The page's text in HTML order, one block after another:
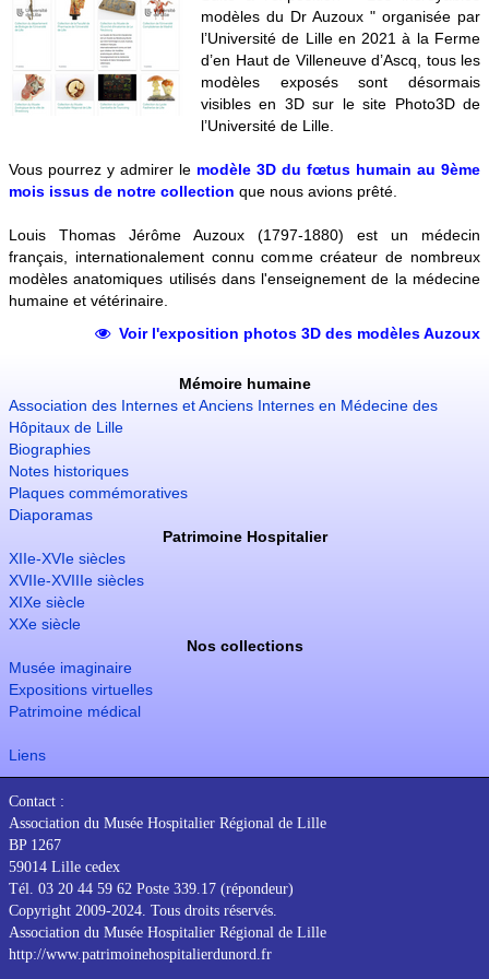
Patrimoine médical
Contact
modèles du Dr Auzoux " organisée par
l’Université de Lille en 2021 à la Ferme
d’en Haut de Villeneuve d’Ascq, tous les
modèles exposés sont désormais
visibles en 3D sur le site Photo3D de
l’Université de Lille.
Vous pourrez y admirer le modèle 3D du fœtus humain au 9ème
mois issus de notre collection que nous avions prêté.
Louis Thomas Jérôme Auzoux (1797-1880) est un médecin
français, internationalement connu comme créateur de nombreux
modèles anatomiques utilisés dans l'enseignement de la médecine
humaine et vétérinaire.
Voir l'exposition photos 3D des modèles Auzoux
Mémoire humaine
Association des Internes et Anciens Internes en Médecine des
Hôpitaux de Lille
Biographies
Notes historiques
Plaques commémoratives
Diaporamas
Patrimoine Hospitalier
XIIe-XVIe siècles
XVIIe-XVIIIe siècles
XIXe siècle
XXe siècle
Nos collections
Musée imaginaire
Expositions virtuelles
Patrimoine médical
Liens
Contact :
Association du Musée Hospitalier Régional de Lille
BP 1267
59014 Lille cedex
Tél. 03 20 44 59 62 Poste 339.17 (répondeur)
Copyright 2009-2024. Tous droits réservés.
Association du Musée Hospitalier Régional de Lille
http://www.patrimoinehospitalierdunord.fr